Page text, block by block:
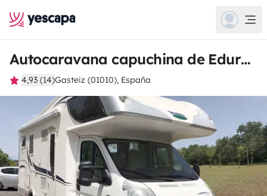
Autocaravana capuchina de Edurne y Mario
4,93 (14)Gasteiz (01010), España